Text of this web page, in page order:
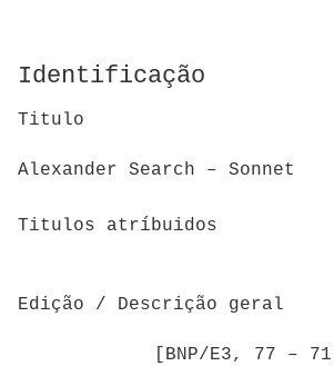
Identificação
Titulo
Alexander Search – Sonnet
Titulos atríbuidos
Edição / Descrição geral
[BNP/E3, 77 – 71]